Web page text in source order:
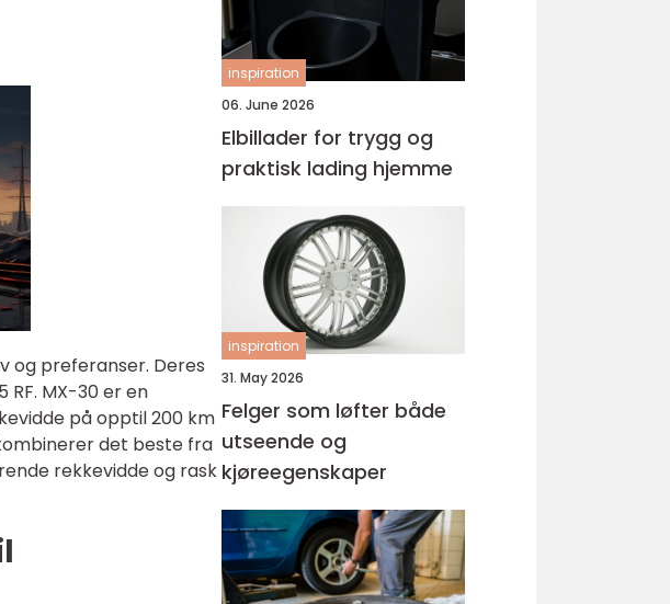
og preferanser. Deres
MX-30 er en
på opptil 200 km
det beste fra
rekkevidde og rask
inspiration
06. June 2026
Elbillader for trygg og
praktisk lading hjemme
inspiration
31. May 2026
Felger som løfter både
utseende og
kjøreegenskaper